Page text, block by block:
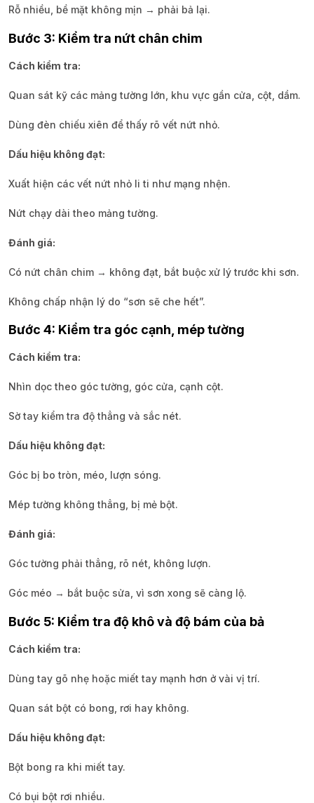
Rỗ nhiều, bề mặt không mịn → phải bả lại.
Bước 3: Kiểm tra nứt chân chim
Cách kiểm tra:
Quan sát kỹ các mảng tường lớn, khu vực gần cửa, cột, dầm.
Dùng đèn chiếu xiên để thấy rõ vết nứt nhỏ.
Dấu hiệu không đạt:
Xuất hiện các vết nứt nhỏ li ti như mạng nhện.
Nứt chạy dài theo mảng tường.
Đánh giá:
Có nứt chân chim → không đạt, bắt buộc xử lý trước khi sơn.
Không chấp nhận lý do “sơn sẽ che hết”.
Bước 4: Kiểm tra góc cạnh, mép tường
Cách kiểm tra:
Nhìn dọc theo góc tường, góc cửa, cạnh cột.
Sờ tay kiểm tra độ thẳng và sắc nét.
Dấu hiệu không đạt:
Góc bị bo tròn, méo, lượn sóng.
Mép tường không thẳng, bị mẻ bột.
Đánh giá:
Góc tường phải thẳng, rõ nét, không lượn.
Góc méo → bắt buộc sửa, vì sơn xong sẽ càng lộ.
Bước 5: Kiểm tra độ khô và độ bám của bả
Cách kiểm tra:
Dùng tay gõ nhẹ hoặc miết tay mạnh hơn ở vài vị trí.
Quan sát bột có bong, rơi hay không.
Dấu hiệu không đạt:
Bột bong ra khi miết tay.
Có bụi bột rơi nhiều.